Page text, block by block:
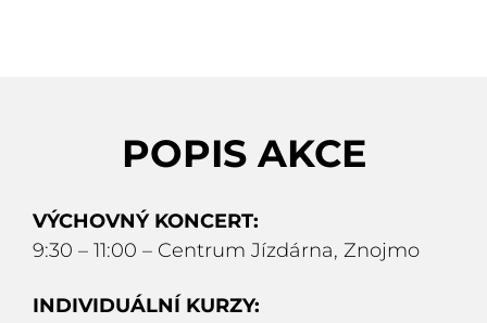
POPIS AKCE
VÝCHOVNÝ KONCERT:
9:30 – 11:00 – Centrum Jízdárna, Znojmo
INDIVIDUÁLNÍ KURZY: